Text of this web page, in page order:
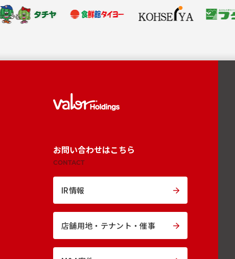
お問い合わせはこちら
CONTACT
IR情報
店舗用地・ テナント・催事